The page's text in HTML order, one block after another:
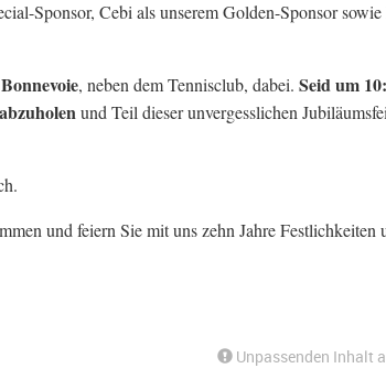
Sponsor, Cebi als unserem Golden-Sponsor
, neben dem Tennisclub, dabei. Seid um
und Teil dieser unvergesslichen
und feiern Sie mit uns zehn Jahre Festlichkeiten
Unpassenden Inhalt